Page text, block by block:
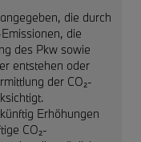
die durch
die
des Pkw sowie
entstehen oder
der CO₂-
Erhöhungen
CO₂-